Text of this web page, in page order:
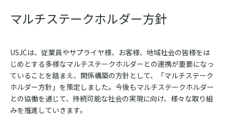
マルチステークホルダー方針
USJCは、従業員やサプライヤ様、お客様、地域社会の皆様をは
じめとする多様なマルチステークホルダーとの連携が重要になっ
ていることを踏まえ、関係構築の方針として、「マルチステーク
ホルダー方針」を策定しました。今後もマルチステークホルダー
との協働を通じて、持続可能な社会の実現に向け、様々な取り組
みを推進していきます。